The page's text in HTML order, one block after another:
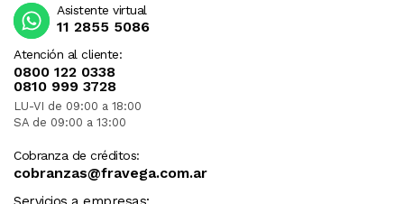
Atención al cliente:
0800 122 0338
0810 999 3728
LU-VI de 09:00 a 18:00
SA de 09:00 a 13:00
Cobranza de créditos:
cobranzas@fravega.com.ar
Asistente virtual
11 2855 5086